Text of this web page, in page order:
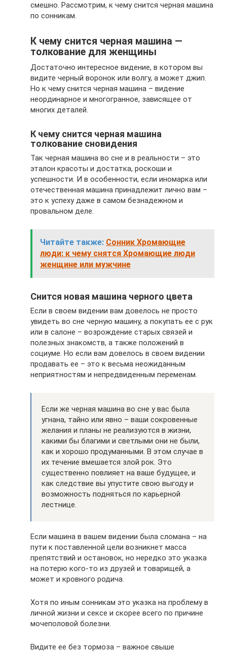
смешно. Рассмотрим, к чему снится черная машина
по сонникам.
К чему снится черная машина —
толкование для женщины
Достаточно интересное видение, в котором вы
видите черный воронок или волгу, а может джип.
Но к чему снится черная машина – видение
неординарное и многогранное, зависящее от
многих деталей.
К чему снится черная машина
толкование сновидения
Так черная машина во сне и в реальности – это
эталон красоты и достатка, роскоши и
успешности. И в особенности, если иномарка или
отечественная машина принадлежит лично вам –
это к успеху даже в самом безнадежном и
провальном деле.
Читайте также: Сонник Хромающие
люди: к чему снятся Хромающие люди
женщине или мужчине
Снится новая машина черного цвета
Если в своем видении вам довелось не просто
увидеть во сне черную машину, а покупать ее с рук
или в салоне – возрождение старых связей и
полезных знакомств, а также положений в
социуме. Но если вам довелось в своем видении
продавать ее – это к весьма неожиданным
неприятностям и непредвиденным переменам.
Если же черная машина во сне у вас была
угнана, тайно или явно – ваши сокровенные
желания и планы не реализуются в жизни,
какими бы благими и светлыми они не были,
как и хорошо продуманными. В этом случае в
их течение вмешается злой рок. Это
существенно повлияет на ваше будущее, и
как следствие вы упустите свою выгоду и
возможность подняться по карьерной
лестнице.
Если машина в вашем видении была сломана – на
пути к поставленной цели возникнет масса
препятствий и остановок, но нередко это указка
на потерю кого-то из друзей и товарищей, а
может и кровного родича.
Хотя по иным сонникам это указка на проблему в
личной жизни и сексе и скорее всего по причине
мочеполовой болезни.
Видите ее без тормоза – важное свыше